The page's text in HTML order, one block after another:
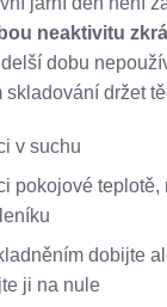
neaktivitu
dobu
držet
v suchu
pokojové teplotě,
dobijte
ji na nule